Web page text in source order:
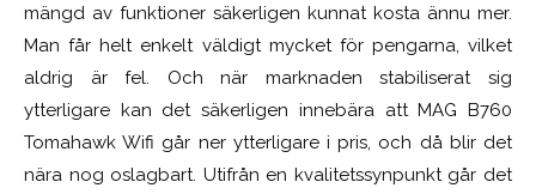
mängd av funktioner säkerligen kunnat kosta ännu mer.
Man får helt enkelt väldigt mycket för pengarna, vilket
aldrig är fel. Och när marknaden stabiliserat sig
ytterligare kan det säkerligen innebära att MAG B760
Tomahawk Wifi går ner ytterligare i pris, och då blir det
nära nog oslagbart. Utifrån en kvalitetssynpunkt går det